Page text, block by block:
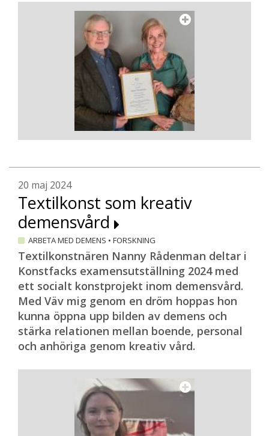
20 maj 2024
Textilkonst som kreativ
demensvård
ARBETA MED DEMENS • FORSKNING
Textilkonstnären Nanny Rådenman deltar i
Konstfacks examensutställning 2024 med
ett socialt konstprojekt inom demensvård.
Med Väv mig genom en dröm hoppas hon
kunna öppna upp bilden av demens och
stärka relationen mellan boende, personal
och anhöriga genom kreativ vård.